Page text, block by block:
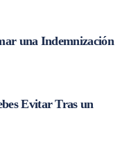
una Indemnización
Evitar Tras un